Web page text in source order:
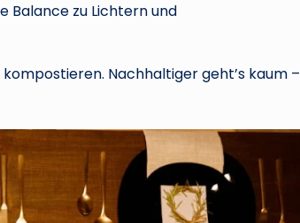
Balance zu Lichtern und
Nachhaltiger geht’s kaum –